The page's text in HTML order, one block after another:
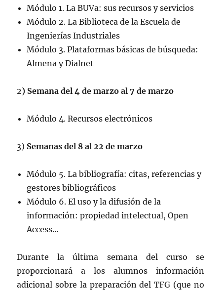
Módulo 1. La BUVa: sus recursos y servicios
Módulo 2. La Biblioteca de la Escuela de
Ingenierías Industriales
Módulo 3. Plataformas básicas de búsqueda:
Almena y Dialnet
2) Semana del 4 de marzo al 7 de marzo
Módulo 4. Recursos electrónicos
3) Semanas del 8 al 22 de marzo
Módulo 5. La bibliografía: citas, referencias y
gestores bibliográficos
Módulo 6. El uso y la difusión de la
información: propiedad intelectual, Open
Access…
Durante la última semana del curso se
proporcionará a los alumnos información
adicional sobre la preparación del TFG (que no